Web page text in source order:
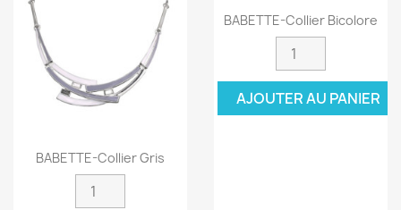
BABETTE-Collier Gris
BABETTE-Collier Bicolore
AJOUTER AU PANIER